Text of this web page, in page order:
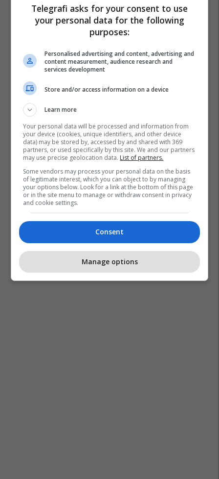
Telegrafi asks for your consent to use
your personal data for the following
purposes:
Personalised advertising and content, advertising and
content measurement, audience research and
services development
Store and/or access information on a device
Learn more
Your personal data will be processed and information from
your device (cookies, unique identifiers, and other device
data) may be stored by, accessed by and shared with 369
partners, or used specifically by this site. We and our partners
may use precise geolocation data. List of partners.
Some vendors may process your personal data on the basis
of legitimate interest, which you can object to by managing
your options below. Look for a link at the bottom of this page
or in the site menu to manage or withdraw consent in privacy
and cookie settings.
Consent
Manage options